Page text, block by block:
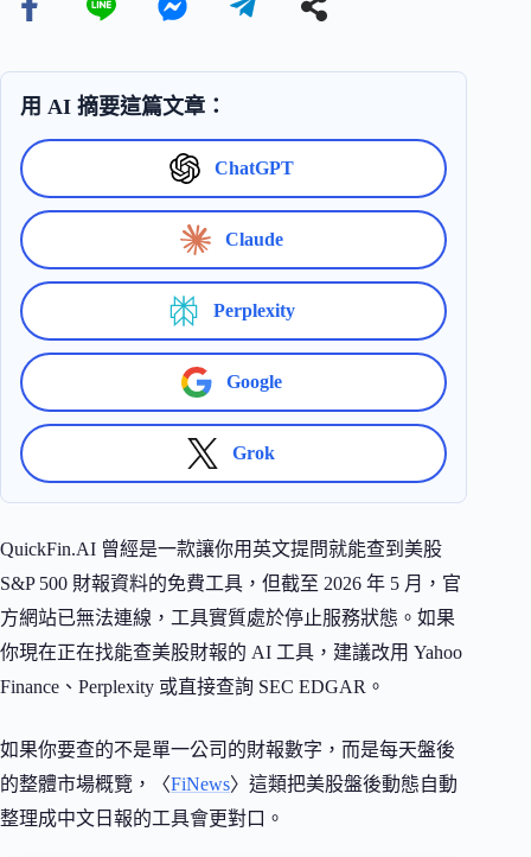
用 AI 摘要這篇文章：
ChatGPT
Claude
Perplexity
Google
Grok
QuickFin.AI 曾經是一款讓你用英文提問就能查到美股
S&P 500 財報資料的免費工具，但截至 2026 年 5 月，官
方網站已無法連線，工具實質處於停止服務狀態。如果
你現在正在找能查美股財報的 AI 工具，建議改用 Yahoo
Finance、Perplexity 或直接查詢 SEC EDGAR。
如果你要查的不是單一公司的財報數字，而是每天盤後
的整體市場概覽，〈FiNews〉這類把美股盤後動態自動
整理成中文日報的工具會更對口。